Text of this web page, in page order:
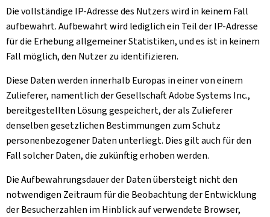
Die vollständige IP-Adresse des Nutzers wird in keinem Fall
aufbewahrt. Aufbewahrt wird lediglich ein Teil der IP-Adresse
für die Erhebung allgemeiner Statistiken, und es ist in keinem
Fall möglich, den Nutzer zu identifizieren.
Diese Daten werden innerhalb Europas in einer von einem
Zulieferer, namentlich der Gesellschaft Adobe Systems Inc.,
bereitgestellten Lösung gespeichert, der als Zulieferer
denselben gesetzlichen Bestimmungen zum Schutz
personenbezogener Daten unterliegt. Dies gilt auch für den
Fall solcher Daten, die zukünftig erhoben werden.
Die Aufbewahrungsdauer der Daten übersteigt nicht den
notwendigen Zeitraum für die Beobachtung der Entwicklung
der Besucherzahlen im Hinblick auf verwendete Browser,